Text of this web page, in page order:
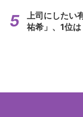
上司にした
祐希」、1位は